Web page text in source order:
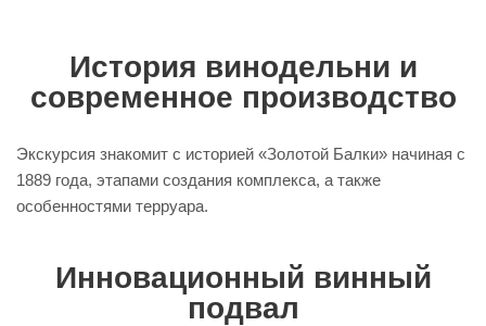
История винодельни и
современное производство
Экскурсия знакомит с историей «Золотой Балки» начиная с
1889 года, этапами создания комплекса, а также
особенностями терруара.
Инновационный винный
подвал